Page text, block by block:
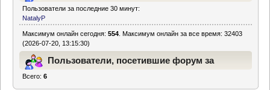
Пользователи за последние 30 минут:
NatalyP
Максимум онлайн сегодня:554 . Максимум онлайн за все время: 32403
(2026-07-20, 13:15:30)
Пользователи, посетившие форум за
Всего:6